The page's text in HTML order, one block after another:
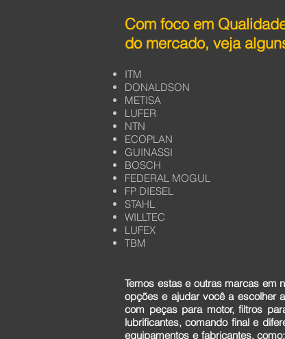
Com foco em
do mercado, veja
ITM
DONALDSON
METISA
LUFER
NTN
ECOPLAN
GUINASSI
BOSCH
FEDERAL MOGUL
FP DIESEL
STAHL
WILLTEC
LUFEX
TBM
Temos estas e outras marcas em
opções e ajudar você a escolher
com peças para motor, filtros
lubrificantes, comando final e
equipamentos e fabricantes,